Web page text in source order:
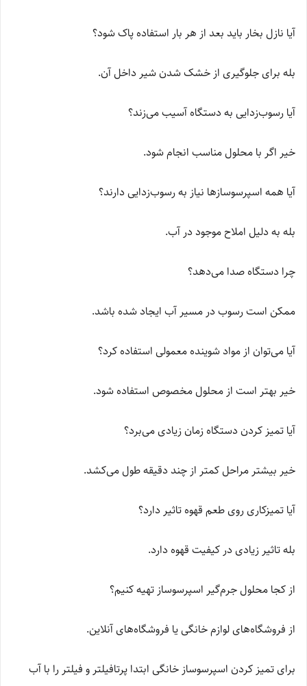
آیا نازل بخار باید بعد از هر بار استفاده پاک شود؟
بله برای جلوگیری از خشک شدن شیر داخل آن.
آیا رسوب‌زدایی به دستگاه آسیب می‌زند؟
خیر اگر با محلول مناسب انجام شود.
آیا همه اسپرسوسازها نیاز به رسوب‌زدایی دارند؟
بله به دلیل املاح موجود در آب.
چرا دستگاه صدا می‌دهد؟
ممکن است رسوب در مسیر آب ایجاد شده باشد.
آیا می‌توان از مواد شوینده معمولی استفاده کرد؟
خیر بهتر است از محلول مخصوص استفاده شود.
آیا تمیز کردن دستگاه زمان زیادی می‌برد؟
خیر بیشتر مراحل کمتر از چند دقیقه طول می‌کشد.
آیا تمیزکاری روی طعم قهوه تاثیر دارد؟
بله تاثیر زیادی در کیفیت قهوه دارد.
از کجا محلول جرم‌گیر اسپرسوساز تهیه کنیم؟
از فروشگاه‌های لوازم خانگی یا فروشگاه‌های آنلاین.
برای تمیز کردن اسپرسوساز خانگی ابتدا پرتافیلتر و فیلتر را با آب